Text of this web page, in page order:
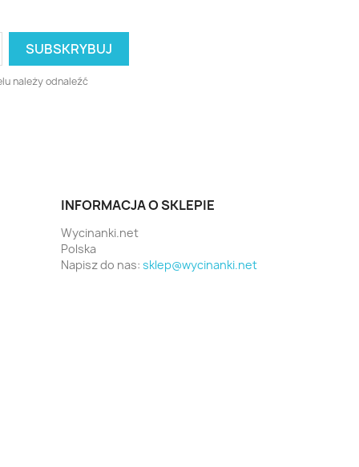
należy odnaleźć
INFORMACJA O SKLEPIE
Wycinanki.net
Polska
Napisz do nas: sklep@wycinanki.net